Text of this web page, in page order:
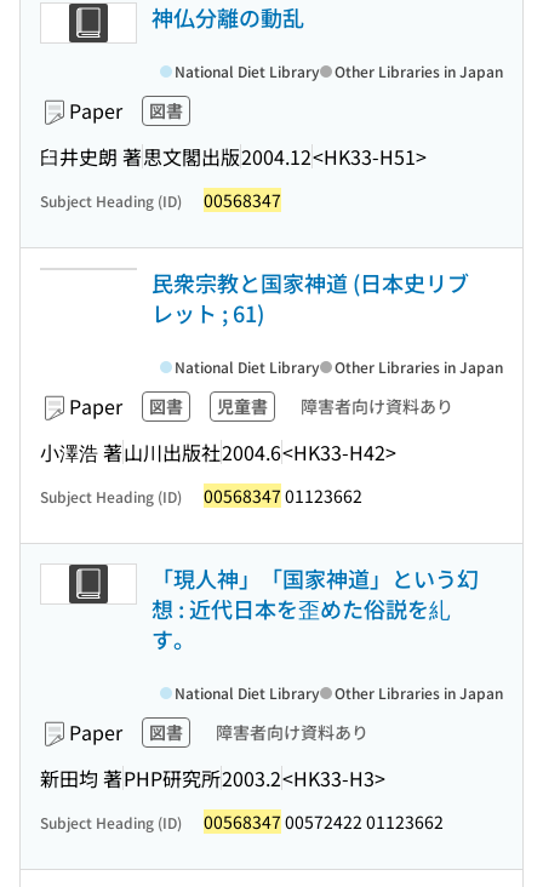
神仏分離の動乱
Paper 図書
臼井史朗 著思文閣出版2004.12<HK33-H51>
National Diet Library Other Libraries in Japan
Subject Heading (ID) 00568347
民衆宗教と国家神道 (日本史リブ
レット ; 61)
Paper 図書 児童書 障害者向け資料あり
小澤浩 著山川出版社2004.6<HK33-H42>
National Diet Library Other Libraries in Japan
Subject Heading (ID) 00568347 01123662
「現人神」「国家神道」という幻
想 : 近代日本を歪めた俗説を糺
す。
Paper 図書 障害者向け資料あり
新田均 著PHP研究所2003.2<HK33-H3>
National Diet Library Other Libraries in Japan
Subject Heading (ID) 00568347 00572422 01123662